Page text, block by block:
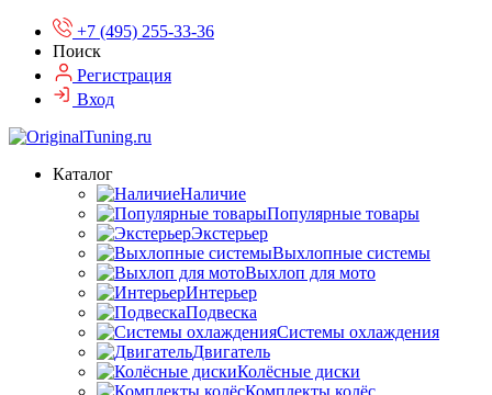
+7 (495) 255-33-36
Поиск
Регистрация
Вход
Каталог
Наличие
Популярные товары
Экстерьер
Выхлопные системы
Выхлоп для мото
Интерьер
Подвеска
Системы охлаждения
Двигатель
Колёсные диски
Комплекты колёс